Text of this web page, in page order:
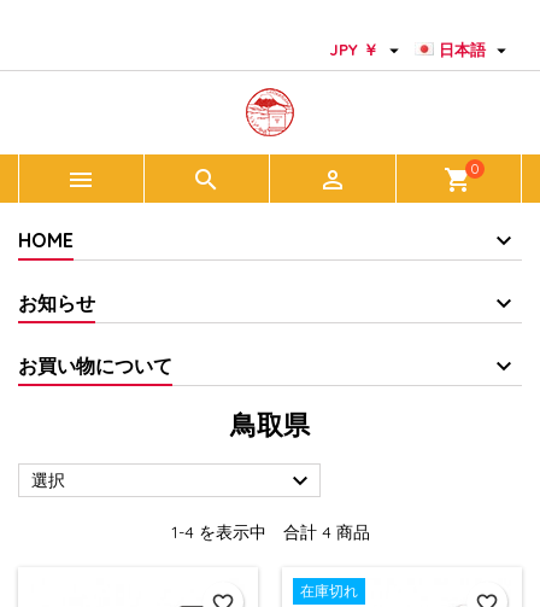
日本語 
JPY ￥ 
   shopping_cart0
HOME
お知らせ
お買い物について
鳥取県
選択 
1-4 を表示中 合計 4 商品
在庫切れ
×
×
((cancelText)) ((modalDeleteText))
×
×
You need to be logged in to save products in your
キャンセル サインイン